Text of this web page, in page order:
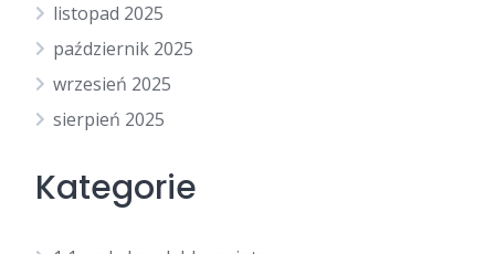
listopad 2025
październik 2025
wrzesień 2025
sierpień 2025
Kategorie